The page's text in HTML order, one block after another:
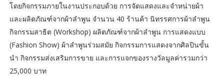
โดยกิจกรรมภายในงานประกอบด้วย การจัดแสดงและจำหน่ายผ้า
และผลิตภัณฑ์จากผ้าลำพูน จำนวน 40 ร้านค้า นิทรรศการผ้าลำพูน
กิจกรรมสาธิต (Workshop) ผลิตภัณฑ์จากผ้าลำพูน การแสดงแบบ
(Fashion Show) ผ้าลำพูนร่วมสมัย กิจกรรมการแสดงจากศิลปินขั้น
นำ กิจกรรมส่งเสริมการขาย และการแจกของรางวัลมูลค่ารวมกว่า
25,000 บาท